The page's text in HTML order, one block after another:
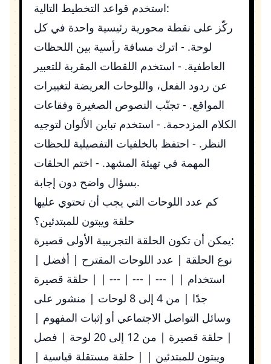
استخدم قواعد التخطيط التالية:
ركّز على نقطة محورية رئيسية واحدة في كل
لوحة. - اترك مسافة رأسية بين اللحظات
العاطفية. - استخدم اللقطات المقربة للتعبير
عن ردود الفعل، واللوحات العريضة لتغييرات
المواقع. - تجنّب النصوص الصغيرة وفقاعات
الكلام المزدحمة. - استخدم تباين الألوان لتوجيه
النظر. - احتفظ بالخلفيات التفصيلية للحظات
المهمة في تهيئة المشهد. - اختم الحلقات
بسؤال واضح دون إجابة.
كم عدد اللوحات التي يجب أن تحتوي عليها
حلقة ويبتون للمبتدئين؟
يمكن أن تكون الحلقة التجريبية الأولى قصيرة:
| نوع الحلقة | عدد اللوحات المقترح | أفضل
استخدام | | --- | --- | --- | | حلقة قصيرة
جدًا | من 4 إلى 8 لوحات | منشور على
وسائل التواصل الاجتماعي أو إثبات المفهوم |
| حلقة قصيرة | من 12 إلى 20 لوحة | فصل
ويبتون للمبتدئين | | حلقة مستقلة قياسية |